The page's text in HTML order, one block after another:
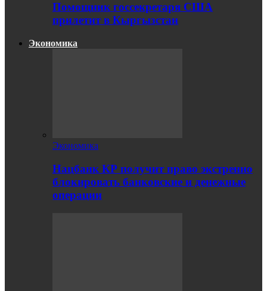
Помощник госсекретаря США
прилетит в Кыргызстан
Экономика
Экономика
Нацбанк КР получит право экстренно
блокировать банковские и денежные
операции